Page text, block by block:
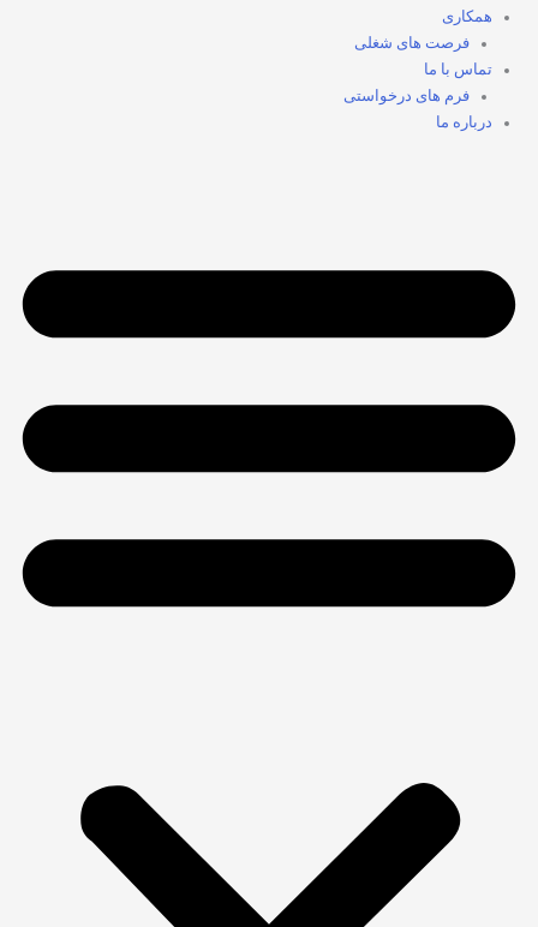
همکاری
فرصت های شغلی
تماس با ما
فرم های درخواستی
درباره ما